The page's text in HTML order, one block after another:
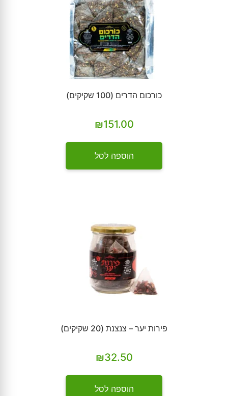
כורכום הדרים (100 שקיקים)
₪151.00
הוספה לסל
פירות יער – צנצנת (20 שקיקים)
₪32.50
הוספה לסל